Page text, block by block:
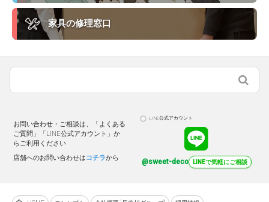
家具の修理窓口
お問い合わせ・ご相談は、「よくある
ご質問」「LINE公式アカウント」か
らご利用ください
店舗へのお問い合わせはコチラから
LINE公式アカウント
@sweet-deco LINEで気軽にご相談